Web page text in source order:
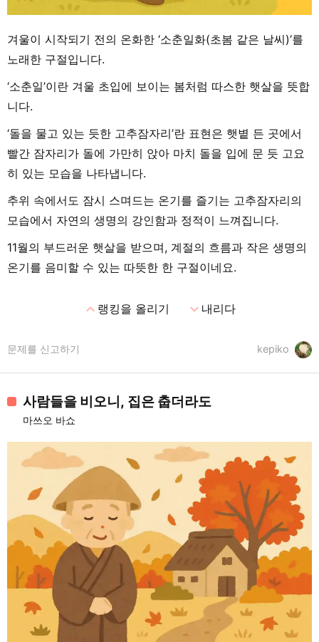
겨울이 시작되기 전의 온화한 ‘소춘일화(초봄 같은 날씨)’를
노래한 구절입니다.
‘소춘일’이란 겨울 초입에 보이는 봄처럼 따스한 햇살을 뜻합
니다.
‘돌을 물고 있는 듯한 고추잠자리’란 표현은 햇볕 든 곳에서
빨간 잠자리가 돌에 가만히 앉아 마치 돌을 입에 문 듯 고요
히 있는 모습을 나타냅니다.
추위 속에서도 잠시 스며드는 온기를 즐기는 고추잠자리의
모습에서 자연의 생명의 강인함과 정적이 느껴집니다.
11월의 부드러운 햇살을 받으며, 계절의 흐름과 작은 생명의
온기를 음미할 수 있는 따뜻한 한 구절이네요.
expand_less랭킹을 올리기 expand_more내리다
kepiko
문제를 신고하기
사람들을 비오니, 집은 춥더라도
마쓰오 바쇼